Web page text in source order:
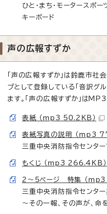
ひと・まち・モータースポー
キーボード
声の広報すずか
「声の広報すずか」は鈴鹿市社
プとして登録している「音訳グ
ます。「声の広報すずか」は
表紙 （mp3 50.2KB）
表紙写真の説明 （mp3
三重中央消防指令センタ
もくじ （mp3 266.4KB）
2～5ページ 特集 （mp3
三重中央消防指令センタ
～その一報、その声が、命